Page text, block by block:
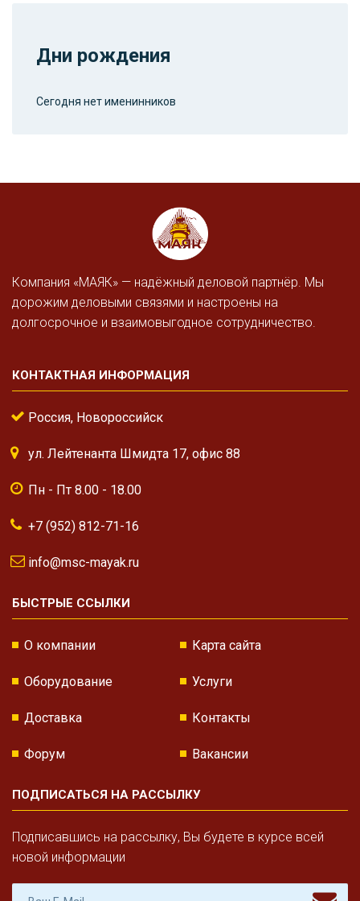
Дни рождения
Сегодня нет именинников
Компания «МАЯК» — надёжный деловой партнёр. Мы
дорожим деловыми связями и настроены на
долгосрочное и взаимовыгодное сотрудничество.
КОНТАКТНАЯ ИНФОРМАЦИЯ
Россия, Новороссийск
ул. Лейтенанта Шмидта 17, офис 88
Пн - Пт 8.00 - 18.00
+7 (952) 812-71-16
info@msc-mayak.ru
БЫСТРЫЕ ССЫЛКИ
О компании Карта сайта
Оборудование Услуги
Доставка Контакты
Форум Вакансии
ПОДПИСАТЬСЯ НА РАССЫЛКУ
Подписавшись на рассылку, Вы будете в курсе всей
новой информации